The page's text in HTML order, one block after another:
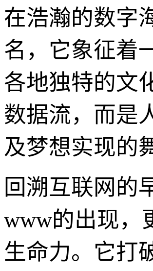
在浩瀚的数字
名，它象征着
各地独特的文
数据流，而是
及梦想实现的
回溯互联网的
www的出现，
生命力。它打